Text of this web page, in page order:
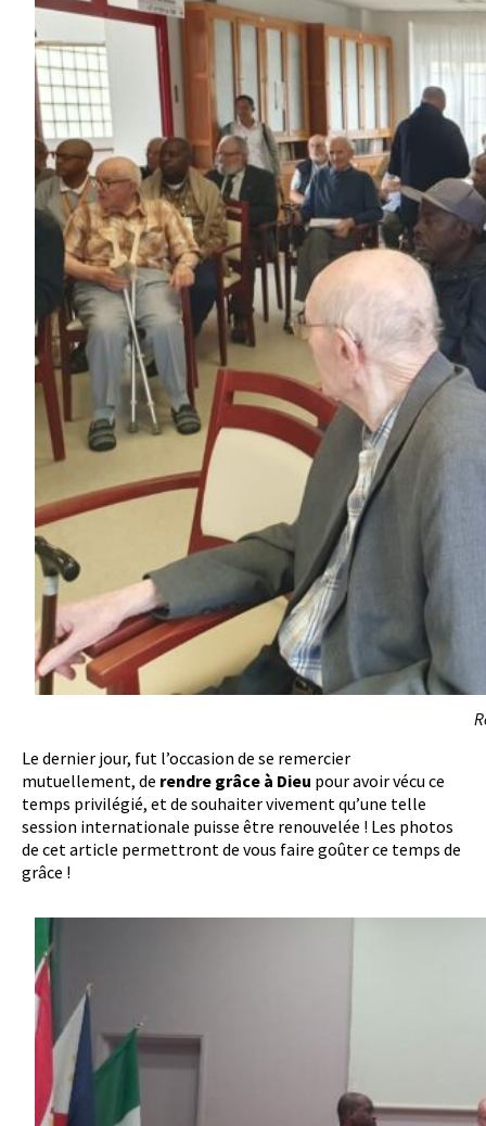
Le dernier jour, fut l’occasion de se remercier
mutuellement, de rendre grâce à Dieu pour avoir vécu ce
temps privilégié, et de souhaiter vivement qu’une telle
session internationale puisse être renouvelée ! Les photos
de cet article permettront de vous faire goûter ce temps de
grâce !